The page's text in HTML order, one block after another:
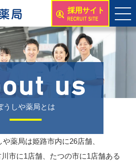
採用サイト
うしや薬局とは
薬局は姫路市内に26店舗、
市に1店舗、たつの市に1店舗ある